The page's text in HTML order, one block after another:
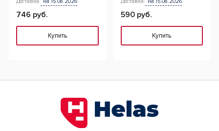
746 руб.
Купить
590 руб.
Купить